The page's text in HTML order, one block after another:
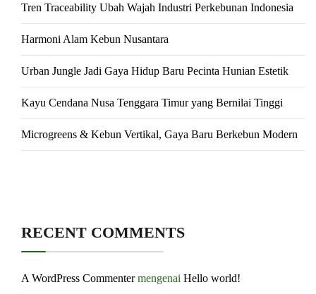
Tren Traceability Ubah Wajah Industri Perkebunan Indonesia
Harmoni Alam Kebun Nusantara
Urban Jungle Jadi Gaya Hidup Baru Pecinta Hunian Estetik
Kayu Cendana Nusa Tenggara Timur yang Bernilai Tinggi
Microgreens & Kebun Vertikal, Gaya Baru Berkebun Modern
RECENT COMMENTS
A WordPress Commentermengenai Hello world!